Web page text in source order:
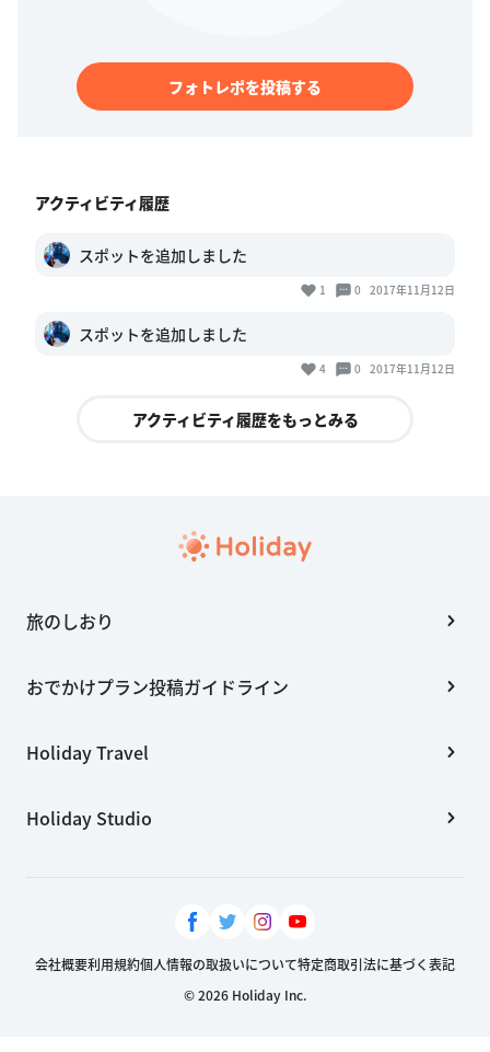
フォトレポを投稿する
アクティビティ履歴
スポットを追加しました
1 0 2017年11月12日
スポットを追加しました
4 0 2017年11月12日
アクティビティ履歴をもっとみる
旅のしおり
おでかけプラン投稿ガイドライン
Holiday Travel
Holiday Studio
会社概要利用規約個人情報の取扱いについて特定商取引法に基づく表記
© 2026 Holiday Inc.